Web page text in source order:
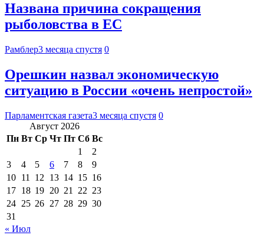
Названа причина сокращения
рыболовства в ЕС
Рамблер3 месяца спустя 0
Орешкин назвал экономическую
ситуацию в России «очень непростой»
Парламентская газета3 месяца спустя 0
Август 2026
Пн Вт Ср Чт Пт Сб Вс
1
2
3
4 5 6 7 8
9
10 11 12 13 14 15 16
17 18 19 20 21 22 23
24 25 26 27 28 29 30
31
« Июл